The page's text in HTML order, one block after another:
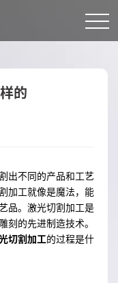
的
出不同的产品和工艺
加工就像是魔法，能
品。激光切割加工是
的先进制造技术。
切割加工的过程是什